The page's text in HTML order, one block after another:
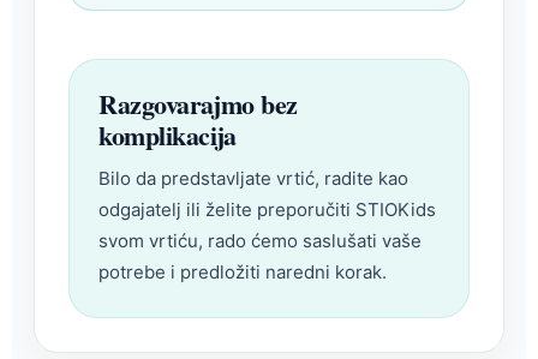
Razgovarajmo bez
komplikacija
Bilo da predstavljate vrtić, radite kao
odgajatelj ili želite preporučiti STIOKids
svom vrtiću, rado ćemo saslušati vaše
potrebe i predložiti naredni korak.